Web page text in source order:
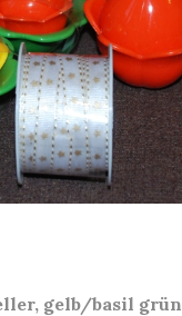
gelb/basil grün